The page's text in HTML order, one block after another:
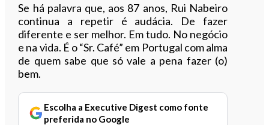
Se há palavra que, aos 87 anos, Rui Nabeiro
continua a repetir é audácia. De fazer
diferente e ser melhor. Em tudo. No negócio
e na vida. É o “Sr. Café” em Portugal com alma
de quem sabe que só vale a pena fazer (o)
bem.
Escolha a Executive Digest como fonte
preferida no Google